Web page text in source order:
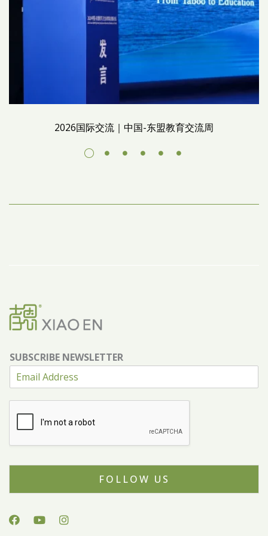
2026国际交流｜中国-东盟教育交流周
SUBSCRIBE NEWSLETTER
FOLLOW US